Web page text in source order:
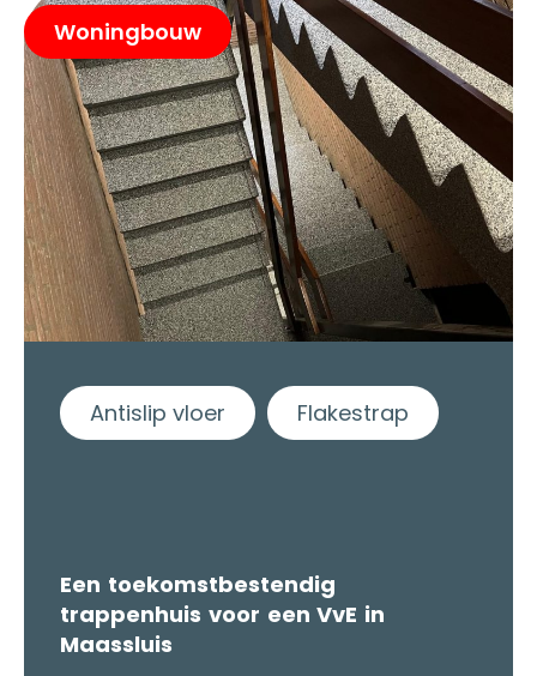
Woningbouw
Antislip vloer Flakestrap
Een toekomstbestendig
trappenhuis voor een VvE in
Maassluis